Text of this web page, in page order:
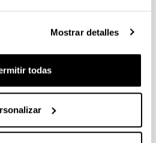
Mostrar detalles
todas
de Empresas (Executive
de Empresas (MBA
Descentralizada: Paz
del Sistema de las Naciones